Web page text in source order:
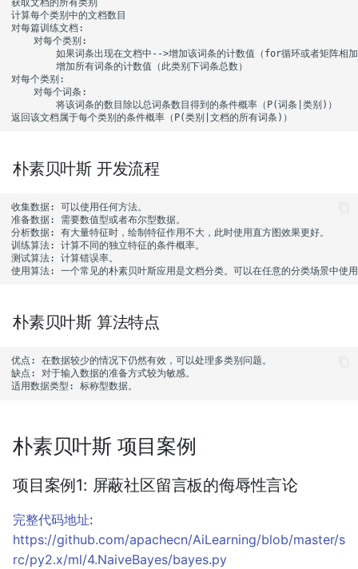
计算每个类别中的文档数目
对每篇训练文档:
    对每个类别:
如果词条出现在文档中-->增加该词条的计数值（for循环或者矩阵相
        增加所有词条的计数值（此类别下词条总数）
对每个类别:
    对每个词条:
        将该词条的数目除以总词条数目得到的条件概率（P(词条|类别)）
朴素贝叶斯 开发流程
收集数据: 可以使用任何方法。
准备数据: 需要数值型或者布尔型数据。
分析数据: 有大量特征时，绘制特征作用不大，此时使用直方图效果更好。
训练算法: 计算不同的独立特征的条件概率。
测试算法: 计算错误率。
朴素贝叶斯 算法特点
优点: 在数据较少的情况下仍然有效，可以处理多类别问题。
缺点: 对于输入数据的准备方式较为敏感。
朴素贝叶斯 项目案例
项目案例1: 屏蔽社区留言板的侮辱性言论
完整代码地址:
https://github.com/apachecn/AiLearning/blob/master/s
rc/py2.x/ml/4.NaiveBayes/bayes.py